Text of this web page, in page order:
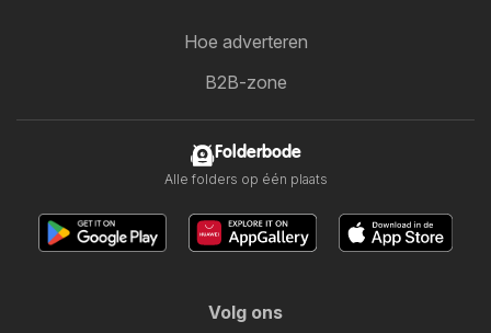
Hoe adverteren
B2B-zone
Folderbode
Alle folders op één plaats
Volg ons